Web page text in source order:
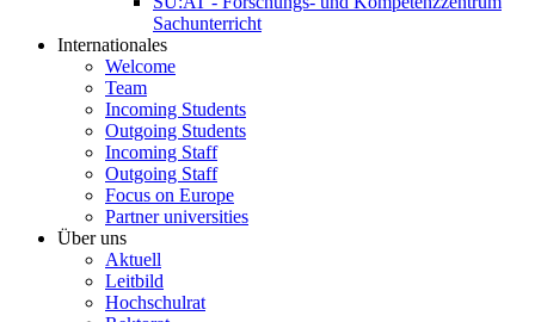
Sachunterricht
Internationales
Welcome
Team
Incoming Students
Outgoing Students
Incoming Staff
Outgoing Staff
Focus on Europe
Partner universities
Über uns
Aktuell
Leitbild
Hochschulrat